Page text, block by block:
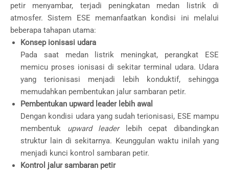
petir menyambar, terjadi peningkatan medan listrik di
atmosfer. Sistem ESE memanfaatkan kondisi ini melalui
beberapa tahapan utama:
Konsep ionisasi udara
Pada saat medan listrik meningkat, perangkat ESE
memicu proses ionisasi di sekitar terminal udara. Udara
yang terionisasi menjadi lebih konduktif, sehingga
memudahkan pembentukan jalur sambaran petir.
Pembentukan upward leader lebih awal
Dengan kondisi udara yang sudah terionisasi, ESE mampu
membentuk upward leaderlebih cepat dibandingkan
struktur lain di sekitarnya. Keunggulan waktu inilah yang
menjadi kunci kontrol sambaran petir.
Kontrol jalur sambaran petir